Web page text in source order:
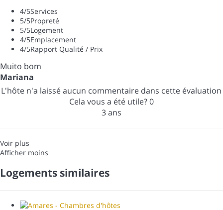
4/5Services
5/5Propreté
5/5Logement
4/5Emplacement
4/5Rapport Qualité / Prix
Muito bom
Mariana
L'hôte n'a laissé aucun commentaire dans cette évaluation
Cela vous a été utile?0
3 ans
Voir plus
Afficher moins
Logements similaires